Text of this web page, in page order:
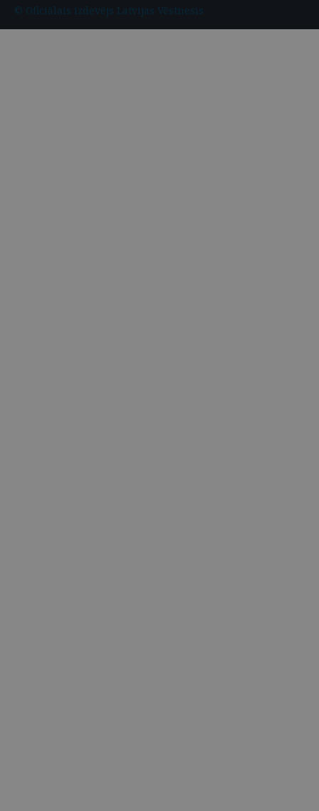
© Oficiālais izdevējs Latvijas Vēstnesis